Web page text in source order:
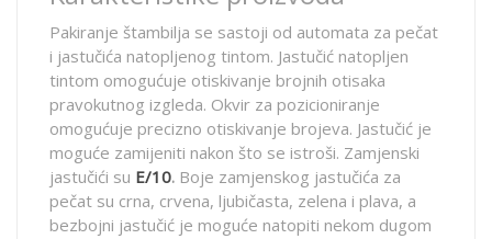
Pakiranje štambilja se sastoji od automata za pečat
i jastučića natopljenog tintom. Jastučić natopljen
tintom omogućuje otiskivanje brojnih otisaka
pravokutnog izgleda. Okvir za pozicioniranje
omogućuje precizno otiskivanje brojeva. Jastučić je
moguće zamijeniti nakon što se istroši. Zamjenski
jastučići su E/10. Boje zamjenskog jastučića za
pečat su crna, crvena, ljubičasta, zelena i plava, a
bezbojni jastučić je moguće natopiti nekom dugom